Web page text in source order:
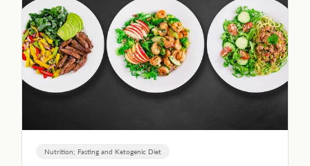
Nutrition; Fasting and Ketogenic Diet